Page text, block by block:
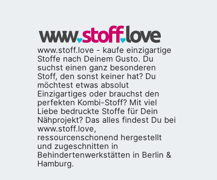
www.stoff.love - kaufe einzigartige
Stoffe nach Deinem Gusto. Du
suchst einen ganz besonderen
Stoff, den sonst keiner hat? Du
möchtest etwas absolut
Einzigartiges oder brauchst den
perfekten Kombi-Stoff? Mit viel
Liebe bedruckte Stoffe für Dein
Nähprojekt? Das alles findest Du bei
www.stoff.love,
ressourcenschonend hergestellt
und zugeschnitten in
Behindertenwerkstätten in Berlin &
Hamburg.